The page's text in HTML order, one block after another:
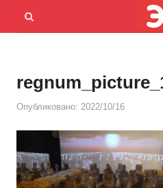
Menu
Открыть
Опубликовано: 2022/10/16